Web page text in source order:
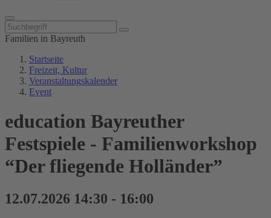
Familien in Bayreuth
Startseite
Freizeit, Kultur
Veranstaltungskalender
Event
education Bayreuther
Festspiele - Familienworkshop
“Der fliegende Holländer”
12.07.2026 14:30 - 16:00